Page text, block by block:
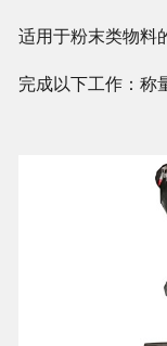
适用于粉末类物料
完成以下工作：称